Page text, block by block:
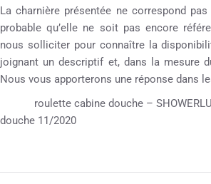
La charnière présentée ne correspond
probable qu’elle ne soit pas encore
nous solliciter pour connaître la
joignant un descriptif et, dans la mesure
Nous vous apporterons une réponse dans
roulette cabine douche –
douche 11/2020